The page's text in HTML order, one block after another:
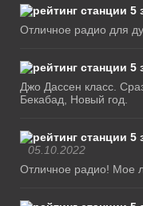
Отличное радио для
Джо Дассен класс.
Бекабад, Новый год.
05.10.2022
Отличное радио! Мое